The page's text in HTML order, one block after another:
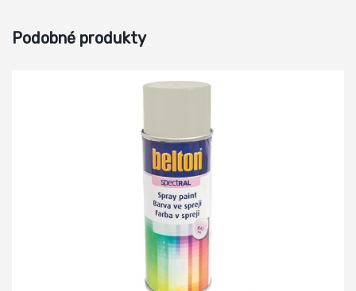
Podobné produkty